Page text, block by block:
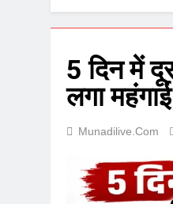
5 दिन में
लगा
Munadilive.com